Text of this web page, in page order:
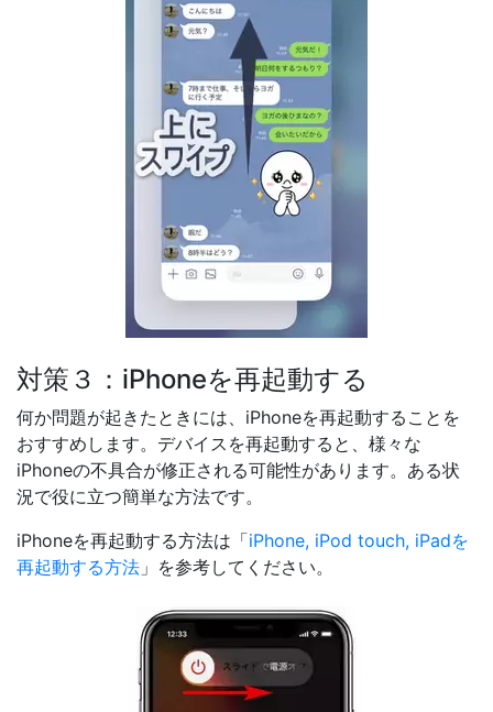
対策３：iPhoneを再起動する
何か問題が起きたときには、iPhoneを再起動することを
おすすめします。デバイスを再起動すると、様々な
iPhoneの不具合が修正される可能性があります。ある状
況で役に立つ簡単な方法です。
iPhoneを再起動する方法は「iPhone, iPod touch, iPadを
再起動する方法 」を参考してください。